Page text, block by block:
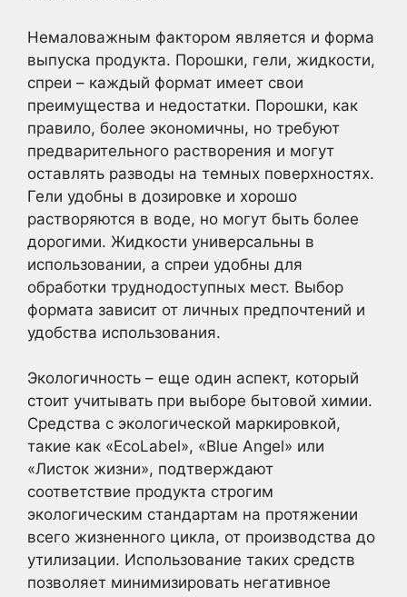
Немаловажным фактором является и форма
выпуска продукта. Порошки, гели, жидкости,
спреи – каждый формат имеет свои
преимущества и недостатки. Порошки, как
правило, более экономичны, но требуют
предварительного растворения и могут
оставлять разводы на темных поверхностях.
Гели удобны в дозировке и хорошо
растворяются в воде, но могут быть более
дорогими. Жидкости универсальны в
использовании, а спреи удобны для
обработки труднодоступных мест. Выбор
формата зависит от личных предпочтений и
удобства использования.
Экологичность – еще один аспект, который
стоит учитывать при выборе бытовой химии.
Средства с экологической маркировкой,
такие как «EcoLabel», «Blue Angel» или
«Листок жизни», подтверждают
соответствие продукта строгим
экологическим стандартам на протяжении
всего жизненного цикла, от производства до
утилизации. Использование таких средств
позволяет минимизировать негативное